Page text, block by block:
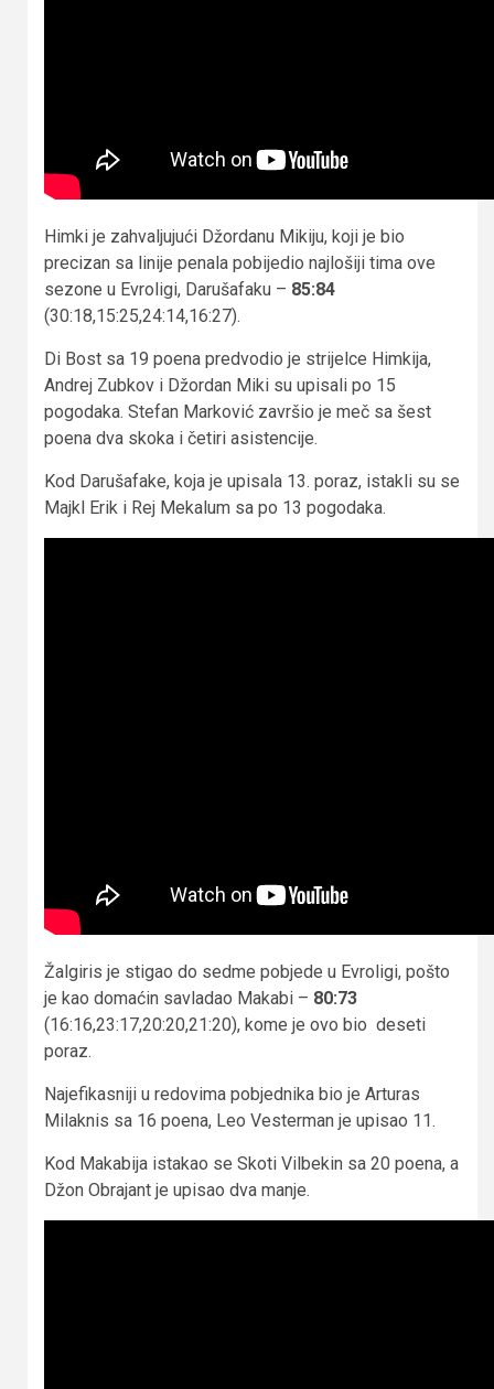
Himki je zahvaljujući Džordanu Mikiju, koji je bio
precizan sa linije penala pobijedio najlošiji tima ove
sezone u Evroligi, Darušafaku – 85:84
(30:18,15:25,24:14,16:27).
Di Bost sa 19 poena predvodio je strijelce Himkija,
Andrej Zubkov i Džordan Miki su upisali po 15
pogodaka. Stefan Marković završio je meč sa šest
poena dva skoka i četiri asistencije.
Kod Darušafake, koja je upisala 13. poraz, istakli su se
Majkl Erik i Rej Mekalum sa po 13 pogodaka.
Žalgiris je stigao do sedme pobjede u Evroligi, pošto
je kao domaćin savladao Makabi – 80:73
(16:16,23:17,20:20,21:20), kome je ovo bio deseti
poraz.
Najefikasniji u redovima pobjednika bio je Arturas
Milaknis sa 16 poena, Leo Vesterman je upisao 11.
Kod Makabija istakao se Skoti Vilbekin sa 20 poena, a
Džon Obrajant je upisao dva manje.